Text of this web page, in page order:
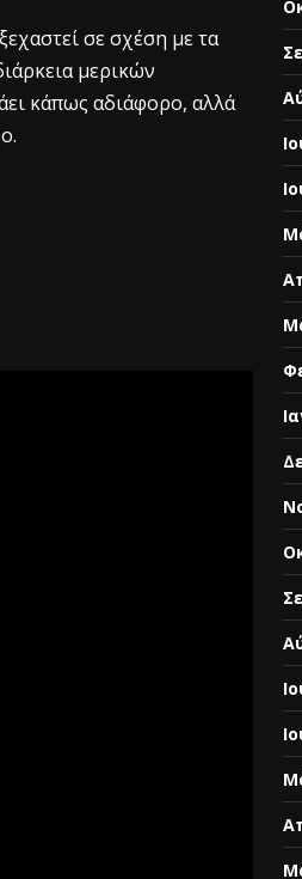
σε σχέση με τα
μερικών
κάπως αδιάφορο, αλλά